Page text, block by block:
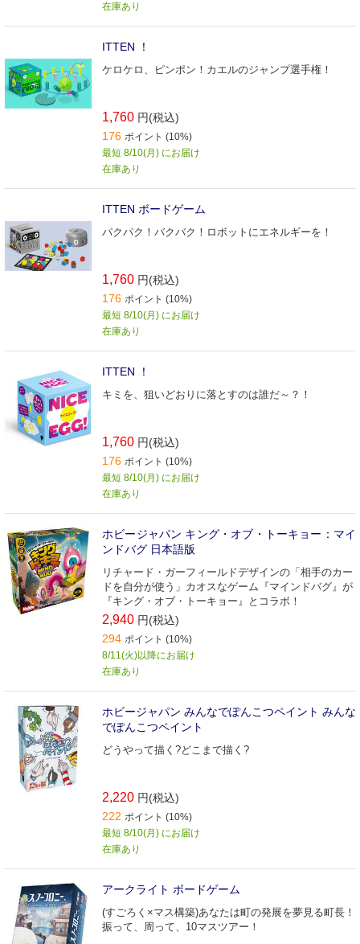
在庫あり
ITTEN ！
ケロケロ、ピンポン！カエルのジャンプ選手権！
1,760 円(税込)
176 ポイント (10%)
最短 8/10(月) にお届け
在庫あり
ITTEN ボードゲーム
パクパク！バクバク！ロボットにエネルギーを！
1,760 円(税込)
176 ポイント (10%)
最短 8/10(月) にお届け
在庫あり
ITTEN ！
キミを、狙いどおりに落とすのは誰だ～？！
1,760 円(税込)
176 ポイント (10%)
最短 8/10(月) にお届け
在庫あり
ホビージャパン キング・オブ・トーキョー：マイ
ンドバグ 日本語版
リチャード・ガーフィールドデザインの「相手のカー
ドを自分が使う」カオスなゲーム『マインドバグ』が
『キング・オブ・トーキョー』とコラボ！
2,940 円(税込)
294 ポイント (10%)
8/11(火)以降にお届け
在庫あり
ホビージャパン みんなでぽんこつペイント みんな
でぽんこつペイント
どうやって描く?どこまで描く?
2,220 円(税込)
222 ポイント (10%)
最短 8/10(月) にお届け
在庫あり
アークライト ボードゲーム
(すごろく×マス構築)あなたは町の発展を夢見る町長！
振って、周って、10マスツアー！